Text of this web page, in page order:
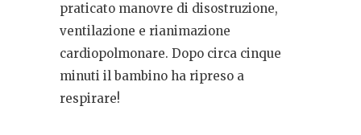
praticato manovre di disostruzione,
ventilazione e rianimazione
cardiopolmonare. Dopo circa cinque
minuti il bambino ha ripreso a
respirare!